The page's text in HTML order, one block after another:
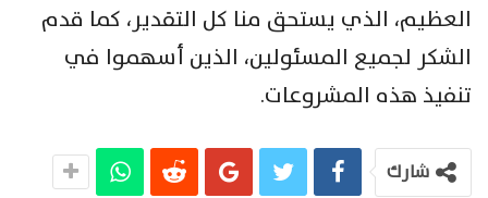
العظيم، الذي يستحق منا كل التقدير، كما قدم
الشكر لجميع المسئولين، الذين أسهموا في
تنفيذ هذه المشروعات.
شارك